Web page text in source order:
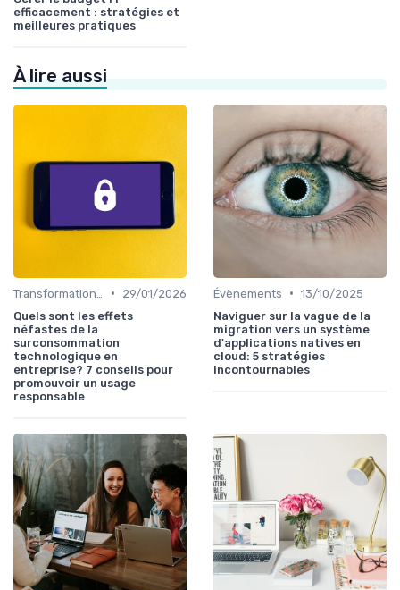
efficacement : stratégies et
meilleures pratiques
À lire aussi
•
29/01/2026
Quels sont les effets
néfastes de la
surconsommation
technologique en
entreprise? 7 conseils pour
promouvoir un usage
responsable
Évènements • 13/10/2025
Naviguer sur la vague de la
migration vers un système
d'applications natives en
cloud: 5 stratégies
incontournables